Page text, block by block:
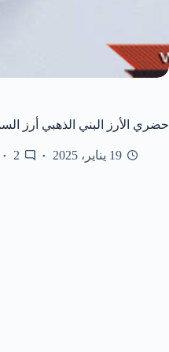
حضري الأرز البني الذهبي أرز
19 يناير، 2025 2